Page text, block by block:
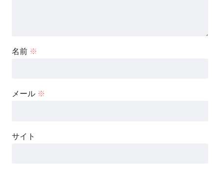
名前 ※
メール ※
サイト